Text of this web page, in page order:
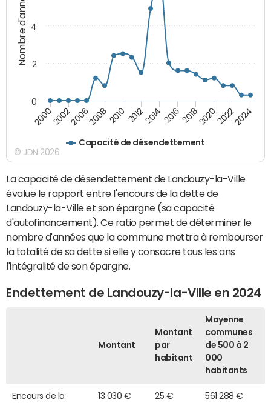
Nombre d'années
Capacité de désendettement
20002002200620082010 2012201420162018202020222024
0
2
4
© JDN 2026
La capacité de désendettement de Landouzy-la-Ville
évalue le rapport entre l'encours de la dette de
Landouzy-la-Ville et son épargne (sa capacité
d'autofinancement). Ce ratio permet de déterminer le
nombre d'années que la commune mettra à rembourser
la totalité de sa dette si elle y consacre tous les ans
l'intégralité de son épargne.
Endettement de Landouzy-la-Ville en 2024
Montant
Montant
par
habitant
Moyenne
communes
de 500 à 2
000
habitants
Encours de la
13 030 € 25 € 561 288 €